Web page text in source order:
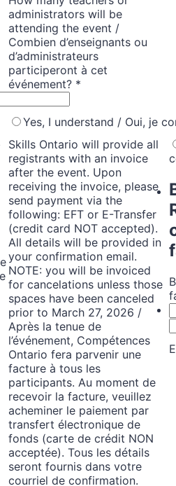
administrators will be
attending the event /
Combien d’enseignants ou
d’administrateurs
participeront à cet
événement? *
Yes, I understand / Oui, je
Skills Ontario will provide all
registrants with an invoice
after the event. Upon
receiving the invoice, please
send payment via the
following: EFT or E-Transfer
(credit card NOT accepted).
All details will be provided in
your confirmation email.
NOTE: you will be invoiced
for cancelations unless those
spaces have been canceled
prior to March 27, 2026 /
Après la tenue de
l’événement, Compétences
Ontario fera parvenir une
facture à tous les
participants. Au moment de
recevoir la facture, veuillez
acheminer le paiement par
transfert électronique de
fonds (carte de crédit NON
acceptée). Tous les détails
seront fournis dans votre
courriel de confirmation.